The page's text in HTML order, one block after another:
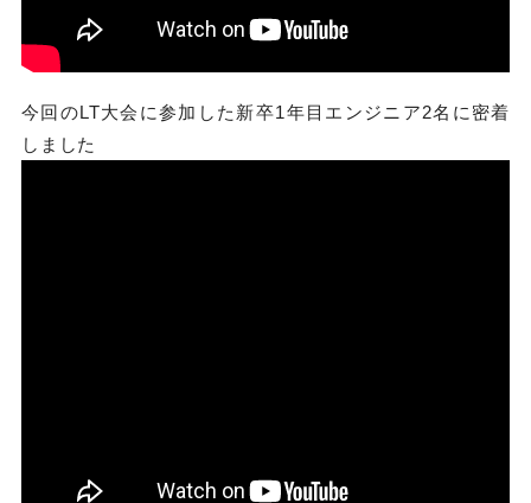
今回のLT大会に参加した新卒1年目エンジニア2名に密着
しました